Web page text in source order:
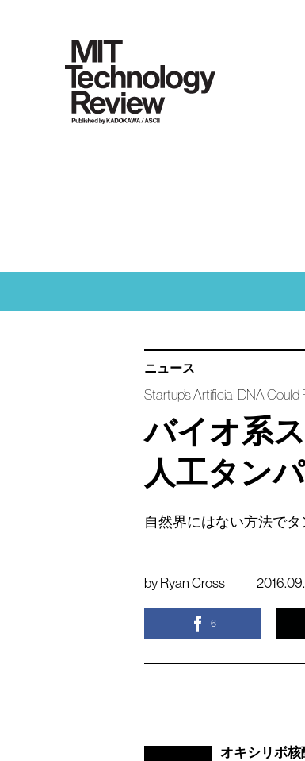
ニュース
Startup’s Artificial DNA
バイオ系
人工タン
自然界にはない方法で
by Ryan Cross
6
オキシリボ